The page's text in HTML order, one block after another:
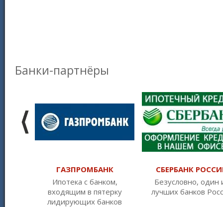
Банки-партнёры
ГАЗПРОМБАНК
Ипотека с банком,
входящим в пятерку
лидирующих банков
СБЕРБАНК
Безусловно, один
лучших банков